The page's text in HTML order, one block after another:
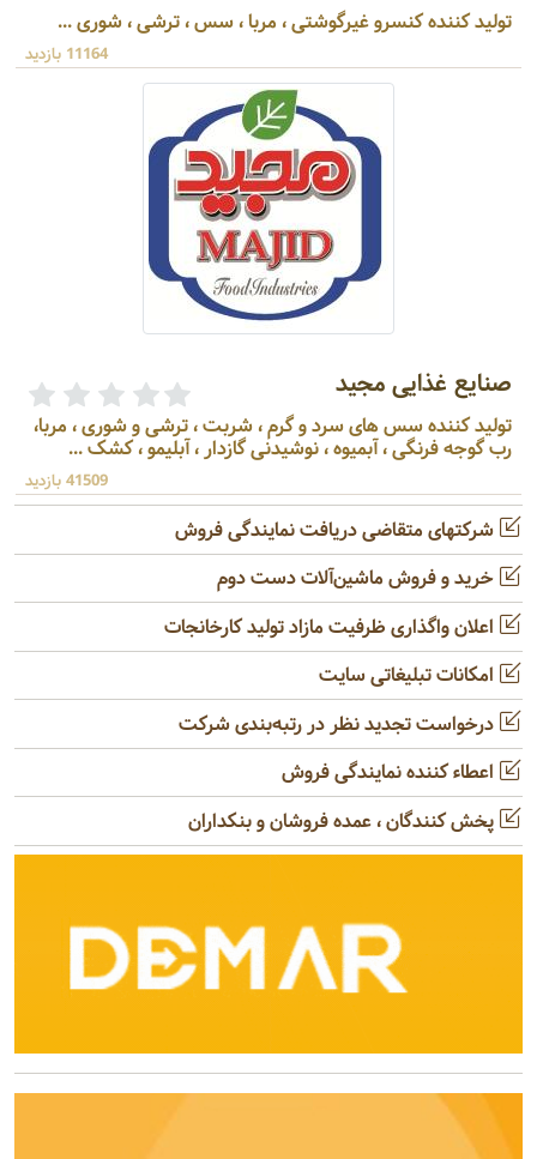
تولید کننده کنسرو غیرگوشتی ، مربا ، سس ، ترشی ، شوری ...
11164 بازدید
صنایع غذایی مجید
تولید کننده سس های سرد و گرم ، شربت ، ترشی و شوری ، مربا،
رب گوجه فرنگی ، آبمیوه ، نوشیدنی گازدار ، آبلیمو ، کشک ...
41509 بازدید
شرکتهای متقاضی دریافت نمایندگی فروش
خرید و فروش ماشین‌آلات دست دوم
اعلان واگذاری ظرفیت مازاد تولید کارخانجات
امکانات تبلیغاتی سایت
درخواست تجدید نظر در رتبه‌بندی شرکت
اعطاء کننده نمایندگی فروش
پخش کنندگان ، عمده فروشان و بنکداران